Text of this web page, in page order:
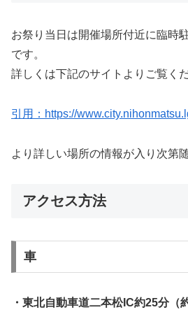
お祭り当日は開催場所付近に臨時
です。
詳しくは下記のサイトよりご覧くだ
引用：https://
より詳しい場所の情報が入り次第
アクセス方法
車
・東北自動車道二本松IC約25分（